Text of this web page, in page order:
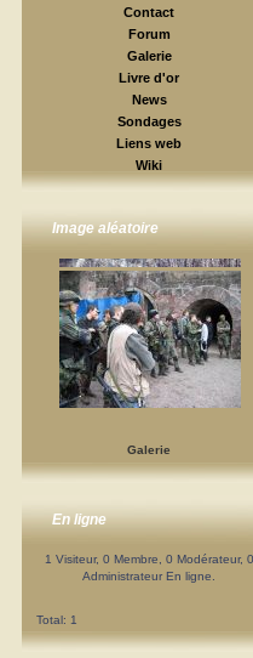
Contact
Forum
Galerie
Livre d'or
News
Sondages
Liens web
Wiki
Image aléatoire
Galerie
En ligne
1 Visiteur, 0 Membre, 0 Modérateur, 0
Administrateur En ligne.
Total: 1